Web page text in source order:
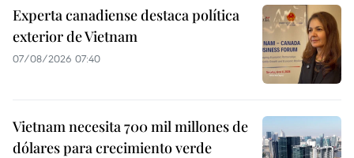
Experta canadiense destaca política
exterior de Vietnam
07/08/2026 07:40
Vietnam necesita 700 mil millones de
dólares para crecimiento verde